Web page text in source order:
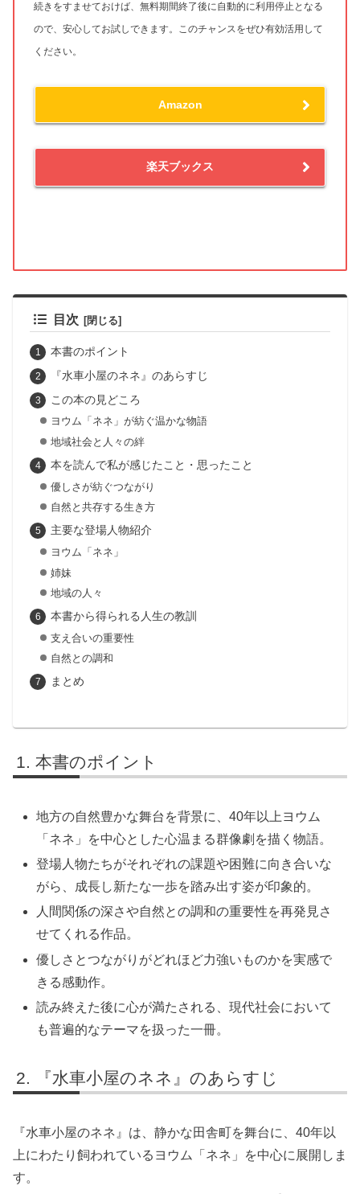
続きをすませておけば、無料期間終了後に自動的に利用停止となる
ので、安心してお試しできます。このチャンスをぜひ有効活用して
ください。
Amazon
楽天ブックス
目次
本書のポイント
『水車小屋のネネ』のあらすじ
この本の見どころ
ヨウム「ネネ」が紡ぐ温かな物語
地域社会と人々の絆
本を読んで私が感じたこと・思ったこと
優しさが紡ぐつながり
自然と共存する生き方
主要な登場人物紹介
ヨウム「ネネ」
姉妹
地域の人々
本書から得られる人生の教訓
支え合いの重要性
自然との調和
まとめ
本書のポイント
地方の自然豊かな舞台を背景に、40年以上ヨウム
「ネネ」を中心とした心温まる群像劇を描く物語。
登場人物たちがそれぞれの課題や困難に向き合いな
がら、成長し新たな一歩を踏み出す姿が印象的。
人間関係の深さや自然との調和の重要性を再発見さ
せてくれる作品。
優しさとつながりがどれほど力強いものかを実感で
きる感動作。
読み終えた後に心が満たされる、現代社会において
も普遍的なテーマを扱った一冊。
『水車小屋のネネ』のあらすじ
『水車小屋のネネ』は、静かな田舎町を舞台に、40年以
上にわたり飼われているヨウム「ネネ」を中心に展開しま
す。